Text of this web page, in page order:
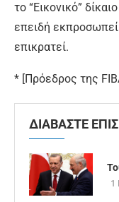
το “Εικονικό”
επειδή
επικρατεί.
* [Πρόεδρος της
ΔΙΑΒΑΣΤΕ
1